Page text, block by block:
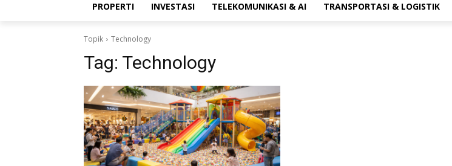
PROPERTI INVESTASI TELEKOMUNIKASI & AI TRANSPORTASI & LOGISTIK
Topik Technology
Tag: Technology